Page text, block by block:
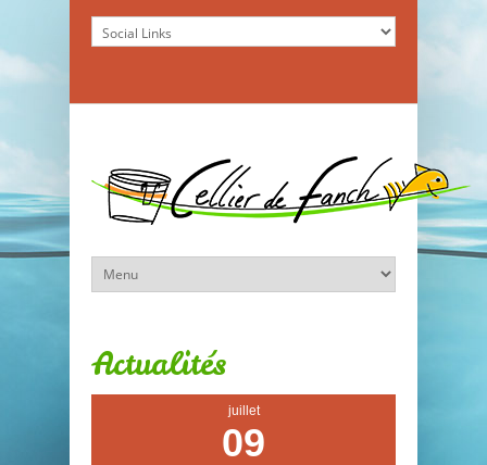
Actualités
juillet
09